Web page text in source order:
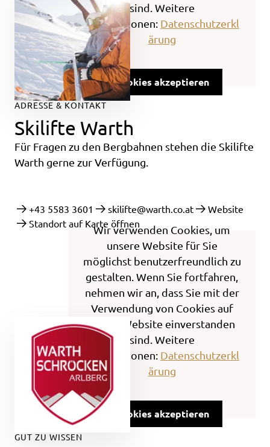
sind. Weitere
Informationen: Datenschutzerkl
ärung
Cookies akzeptieren
ADRESSE & KONTAKT
Skilifte Warth
Für Fragen zu den Bergbahnen stehen die Skilifte
Warth gerne zur Verfügung.
+43 5583 3601 skilifte@warth.co.at
Website
Standort auf Karte öffnenWir verwenden Cookies, um
unsere Website für Sie
möglichst benutzerfreundlich zu
gestalten. Wenn Sie fortfahren,
nehmen wir an, dass Sie mit der
Verwendung von Cookies auf
dieser Website einverstanden
sind. Weitere
Informationen: Datenschutzerkl
ärung
Cookies akzeptieren
GUT ZU WISSEN